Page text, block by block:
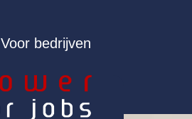
Voor bedrijven